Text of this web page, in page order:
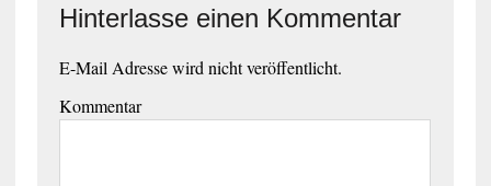
Hinterlasse einen Kommentar
E-Mail Adresse wird nicht veröffentlicht.
Kommentar